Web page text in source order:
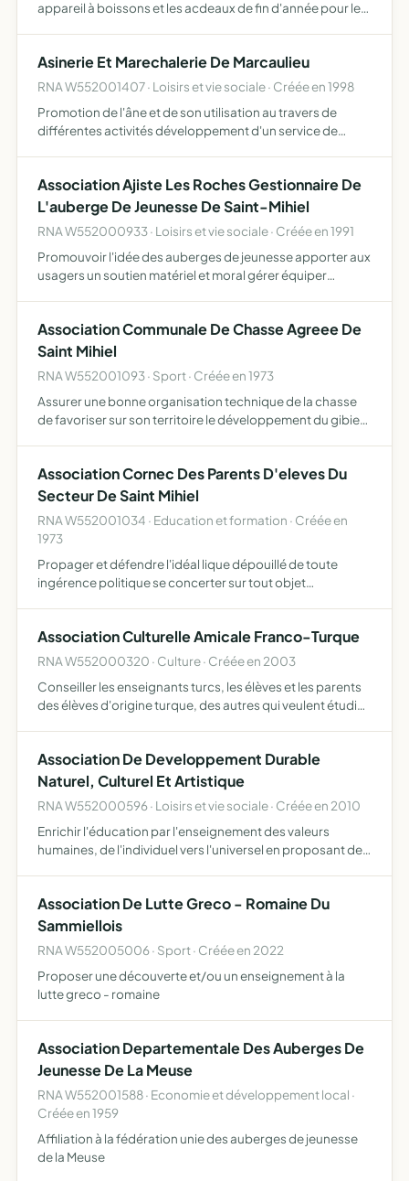
appareil à boissons et les acdeaux de fin d'année pour les
Asinerie Et Marechalerie De Marcaulieu
RNA W552001407 · Loisirs et vie sociale · Créée en 1998
Promotion de l'âne et de son utilisation au travers de
différentes activités développement d'un service de
Association Ajiste Les Roches Gestionnaire De
L'auberge De Jeunesse De Saint-Mihiel
RNA W552000933 · Loisirs et vie sociale · Créée en 1991
Promouvoir l'idée des auberges de jeunesse apporter aux
usagers un soutien matériel et moral gérer équiper
développer …
Association Communale De Chasse Agreee De
Saint Mihiel
RNA W552001093 · Sport · Créée en 1973
Assurer une bonne organisation technique de la chasse
de favoriser sur son territoire le développement du gibier
Association Cornec Des Parents D'eleves Du
Secteur De Saint Mihiel
RNA W552001034 · Education et formation · Créée en
1973
Propager et défendre l'idéal lique dépouillé de toute
ingérence politique se concerter sur tout objet
sportives so…
Association Culturelle Amicale Franco-Turque
RNA W552000320 · Culture · Créée en 2003
Conseiller les enseignants turcs, les élèves et les parents
des élèves d'origine turque, des autres qui veulent étudier
Association De Developpement Durable
Naturel, Culturel Et Artistique
RNA W552000596 · Loisirs et vie sociale · Créée en 2010
Enrichir l'éducation par l'enseignement des valeurs
humaines, de l'individuel vers l'universel en proposant des
Association De Lutte Greco - Romaine Du
Sammiellois
RNA W552005006 · Sport · Créée en 2022
Proposer une découverte et/ou un enseignement à la
lutte greco - romaine
Association Departementale Des Auberges De
Jeunesse De La Meuse
RNA W552001588 · Economie et développement local ·
Créée en 1959
Affiliation à la fédération unie des auberges de jeunesse
de la Meuse